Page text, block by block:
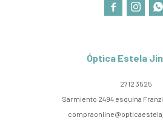
Óptica Estela
2712 3525
Sarmiento 2494 esquina
  